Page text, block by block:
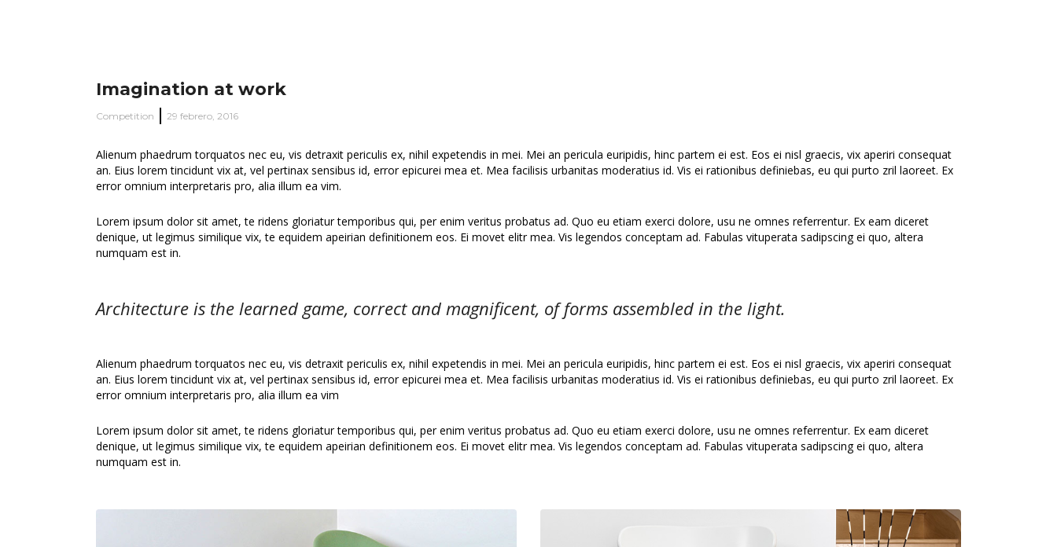
Imagination at work
Competition 29 febrero, 2016
Alienum phaedrum torquatos nec eu, vis detraxit periculis ex, nihil expetendis in mei. Mei an pericula euripidis, hinc partem ei est. Eos ei nisl graecis, vix aperiri consequat
an. Eius lorem tincidunt vix at, vel pertinax sensibus id, error epicurei mea et. Mea facilisis urbanitas moderatius id. Vis ei rationibus definiebas, eu qui purto zril laoreet. Ex
error omnium interpretaris pro, alia illum ea vim.
Lorem ipsum dolor sit amet, te ridens gloriatur temporibus qui, per enim veritus probatus ad. Quo eu etiam exerci dolore, usu ne omnes referrentur. Ex eam diceret
denique, ut legimus similique vix, te equidem apeirian definitionem eos. Ei movet elitr mea. Vis legendos conceptam ad. Fabulas vituperata sadipscing ei quo, altera
numquam est in.
Architecture is the learned game, correct and magnificent, of forms assembled in the light.
Alienum phaedrum torquatos nec eu, vis detraxit periculis ex, nihil expetendis in mei. Mei an pericula euripidis, hinc partem ei est. Eos ei nisl graecis, vix aperiri consequat
an. Eius lorem tincidunt vix at, vel pertinax sensibus id, error epicurei mea et. Mea facilisis urbanitas moderatius id. Vis ei rationibus definiebas, eu qui purto zril laoreet. Ex
error omnium interpretaris pro, alia illum ea vim
Lorem ipsum dolor sit amet, te ridens gloriatur temporibus qui, per enim veritus probatus ad. Quo eu etiam exerci dolore, usu ne omnes referrentur. Ex eam diceret
denique, ut legimus similique vix, te equidem apeirian definitionem eos. Ei movet elitr mea. Vis legendos conceptam ad. Fabulas vituperata sadipscing ei quo, altera
numquam est in.